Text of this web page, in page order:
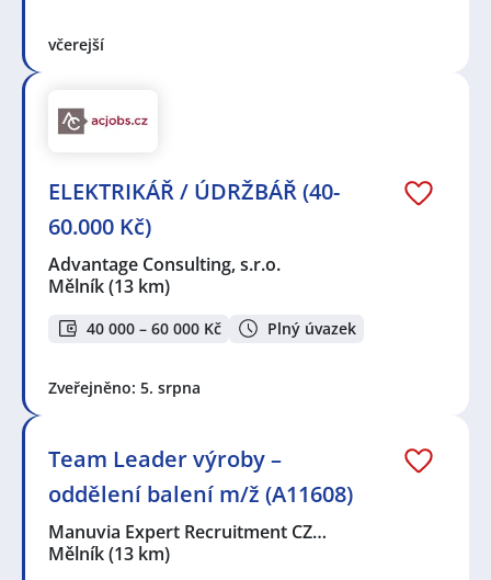
včerejší
ELEKTRIKÁŘ / ÚDRŽBÁŘ (40-
60.000 Kč)
Advantage Consulting, s.r.o.
Mělník(13 km)
40 000 – 60 000 Kč Plný úvazek
Zveřejněno: 5. srpna
Team Leader výroby –
oddělení balení m/ž (A11608)
Manuvia Expert Recruitment CZ…
Mělník(13 km)